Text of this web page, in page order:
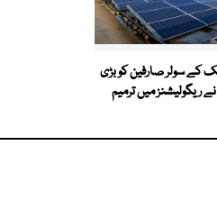
تک کے سولر صارفین کو بڑی
ریگولیشنز میں ترمیم